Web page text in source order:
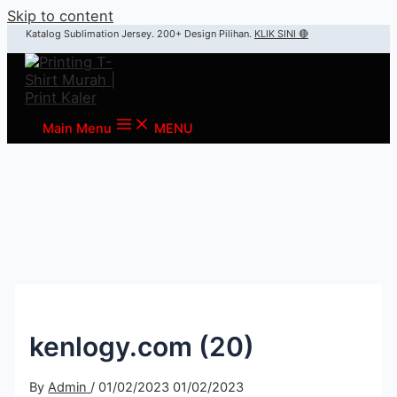
Skip to content
Katalog Sublimation Jersey. 200+ Design Pilihan. KLIK SINI 🔴
Main Menu MENU
kenlogy.com (20)
ByAdmin / 01/02/2023 01/02/2023